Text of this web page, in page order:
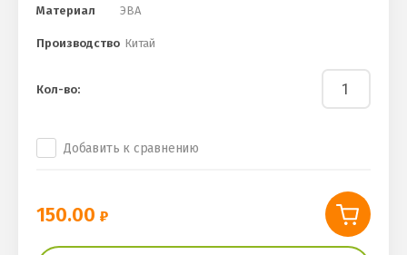
Материал ЭВА
Производство Китай
Кол-во:
Добавить к сравнению
150.00